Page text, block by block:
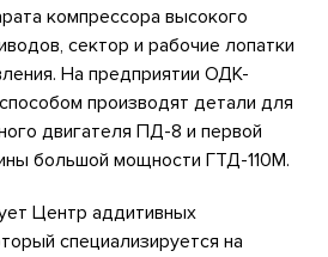
компрессора высокого
сектор и рабочие лопатки
На предприятии ОДК-
производят детали для
двигателя ПД-8 и первой
большой мощности ГТД-110М.
Центр аддитивных
специализируется на